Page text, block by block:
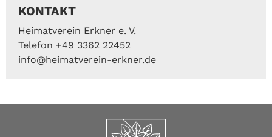
KONTAKT
Heimatverein Erkner e. V.
Telefon +49 3362 22452
info@heimatverein-erkner.de